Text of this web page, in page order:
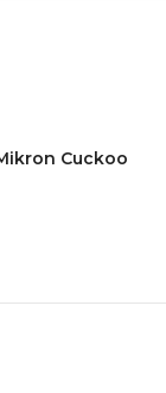
Cuckoo